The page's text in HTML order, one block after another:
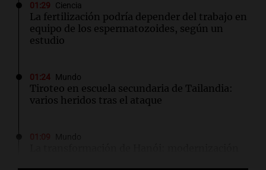
01:29 Ciencia
La fertilización podría depender del trabajo en
equipo de los espermatozoides, según un
estudio
01:24 Mundo
Tiroteo en escuela secundaria de Tailandia:
varios heridos tras el ataque